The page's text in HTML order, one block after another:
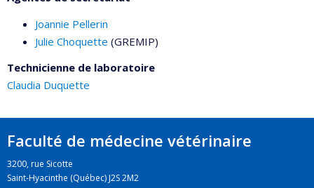
Joannie Pellerin
Julie Choquette (GREMIP)
Technicienne de laboratoire
Claudia Duquette
Faculté de médecine vétérinaire
3200, rue Sicotte
Saint-Hyacinthe (Québec) J2S 2M2